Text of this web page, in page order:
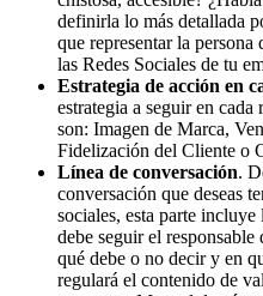
definirla lo más detallada
que representar la persona
las Redes Sociales de tu
Estrategia de acción en
estrategia a seguir en
son: Imagen de Marca,
Fidelización del Cliente o
Línea de conversación.
conversación que deseas
sociales, esta parte
debe seguir el responsable
qué debe o no decir y en
regulará el contenido de